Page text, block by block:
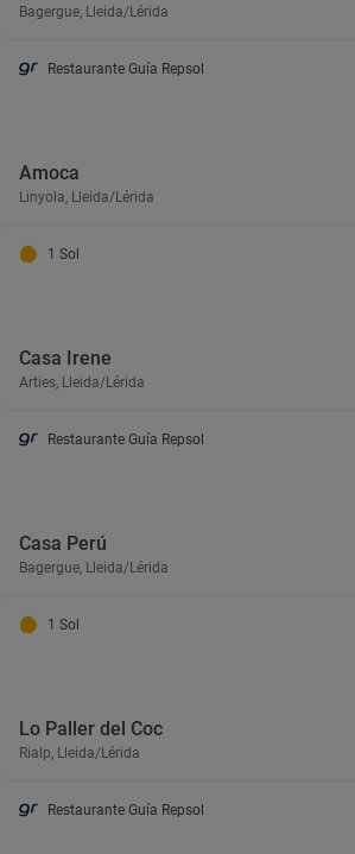
Bagergue, Lleida/Lérida
Restaurante Guía Repsol
Amoca
Linyola, Lleida/Lérida
1 Sol
Casa Irene
Arties, Lleida/Lérida
Restaurante Guía Repsol
Casa Perú
Bagergue, Lleida/Lérida
1 Sol
Lo Paller del Coc
Rialp, Lleida/Lérida
Restaurante Guía Repsol